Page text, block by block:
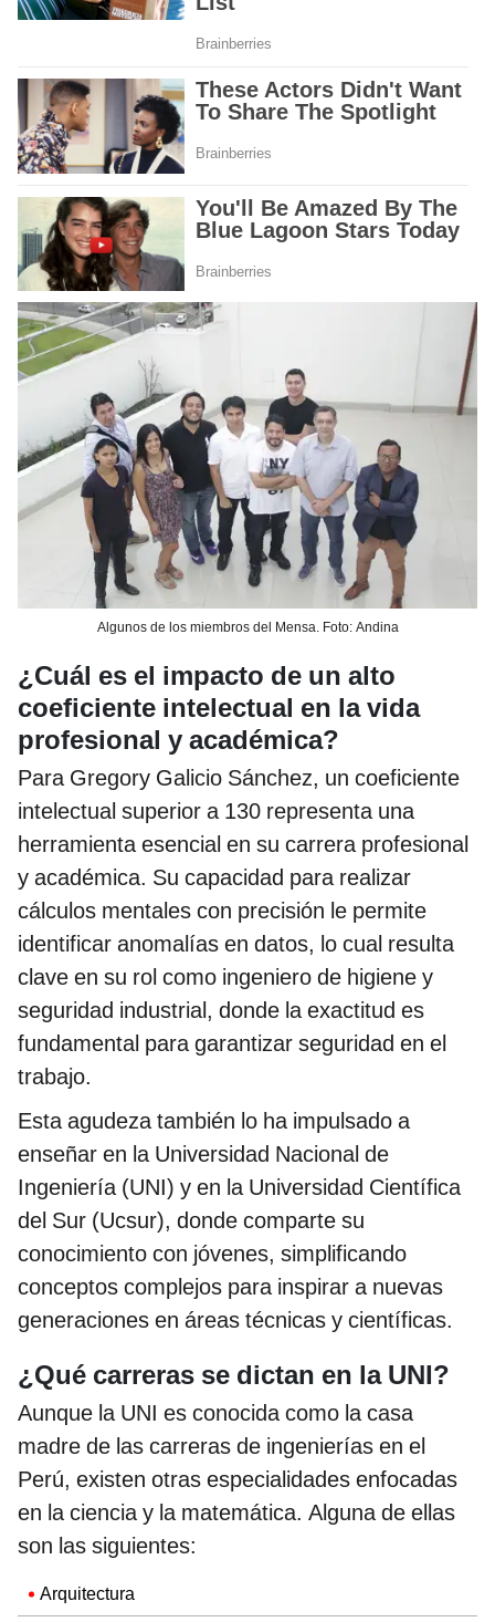
Algunos de los miembros del Mensa. Foto: Andina
¿Cuál es el impacto de un alto
coeficiente intelectual en la vida
profesional y académica?
Para Gregory Galicio Sánchez, un coeficiente
intelectual superior a 130 representa una
herramienta esencial en su carrera profesional
y académica. Su capacidad para realizar
cálculos mentales con precisión le permite
identificar anomalías en datos, lo cual resulta
clave en su rol como ingeniero de higiene y
seguridad industrial, donde la exactitud es
fundamental para garantizar seguridad en el
trabajo.
Esta agudeza también lo ha impulsado a
enseñar en la Universidad Nacional de
Ingeniería (UNI) y en la Universidad Científica
del Sur (Ucsur), donde comparte su
conocimiento con jóvenes, simplificando
conceptos complejos para inspirar a nuevas
generaciones en áreas técnicas y científicas.
¿Qué carreras se dictan en la UNI?
Aunque la UNI es conocida como la casa
madre de las carreras de ingenierías en el
Perú, existen otras especialidades enfocadas
en la ciencia y la matemática. Alguna de ellas
son las siguientes:
Arquitectura